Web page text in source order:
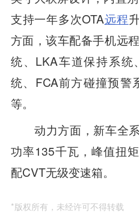
支持一年多次OTA远程
方面，该车配备手机远
统、LKA车道保持系统
统、FCA前方碰撞预警
等。
动力方面，新车全系
功率135千瓦，峰值扭
配CVT无级变速箱。
*版权所有，未经许可不得转载